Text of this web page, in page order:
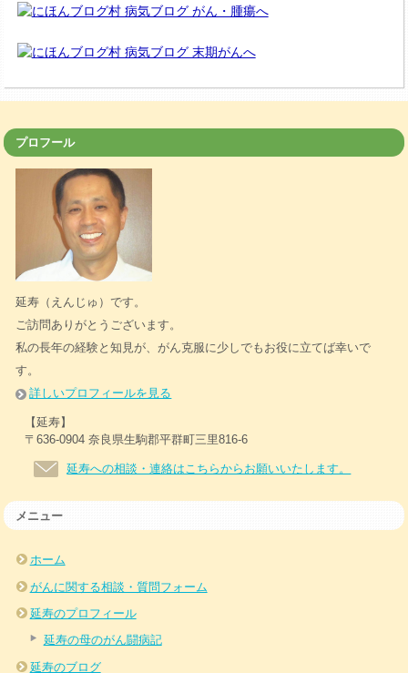
プロフール
延寿（えんじゅ）です。
ご訪問ありがとうございます。
私の長年の経験と知見が、がん克服に少しでもお役に立てば幸いで
す。
詳しいプロフィールを見る
【延寿】
〒636-0904 奈良県生駒郡平群町三里816-6
延寿への相談・連絡はこちらからお願いいたします。
メニュー
ホーム
がんに関する相談・質問フォーム
延寿のプロフィール
延寿の母のがん闘病記
延寿のブログ